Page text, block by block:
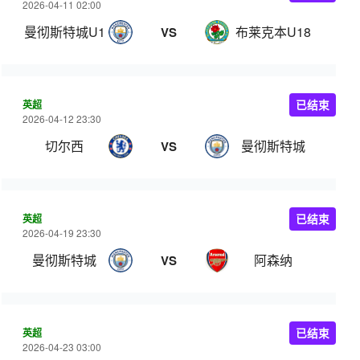
2026-04-11 02:00
曼彻斯特城U18 VS 布莱克本U18
英超
2026-04-12 23:30
切尔西 VS 曼彻斯特城
已结束
英超
2026-04-19 23:30
曼彻斯特城 VS 阿森纳
已结束
英超
2026-04-23 03:00
已结束